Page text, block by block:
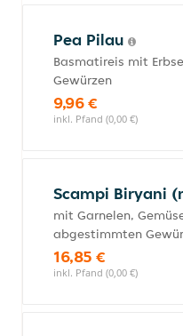
Pea Pilau
Basmatireis mit
Gewürzen
9,96 €
inkl. Pfand (0,00 €)
Scampi Biryani
mit Garnelen,
abgestimmten
16,85 €
inkl. Pfand (0,00 €)